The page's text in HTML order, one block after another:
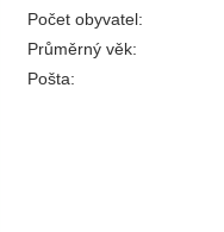
Počet obyvatel:
Průměrný věk:
Pošta: